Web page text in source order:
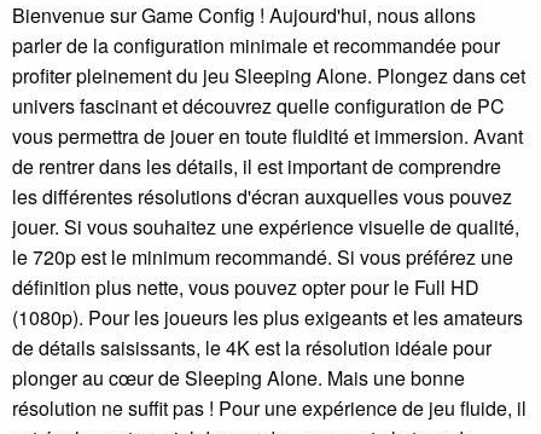
Bienvenue sur Game Config ! Aujourd'hui, nous allons
parler de la configuration minimale et recommandée pour
profiter pleinement du jeu Sleeping Alone. Plongez dans cet
univers fascinant et découvrez quelle configuration de PC
vous permettra de jouer en toute fluidité et immersion. Avant
de rentrer dans les détails, il est important de comprendre
les différentes résolutions d'écran auxquelles vous pouvez
jouer. Si vous souhaitez une expérience visuelle de qualité,
le 720p est le minimum recommandé. Si vous préférez une
définition plus nette, vous pouvez opter pour le Full HD
(1080p). Pour les joueurs les plus exigeants et les amateurs
de détails saisissants, le 4K est la résolution idéale pour
plonger au cœur de Sleeping Alone. Mais une bonne
résolution ne suffit pas ! Pour une expérience de jeu fluide, il